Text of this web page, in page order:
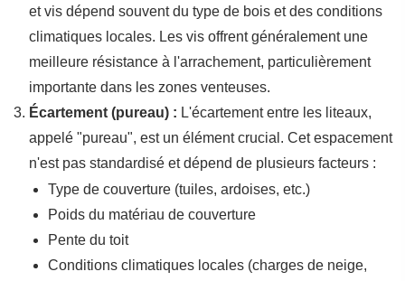
et vis dépend souvent du type de bois et des conditions
climatiques locales. Les vis offrent généralement une
meilleure résistance à l'arrachement, particulièrement
importante dans les zones venteuses.
Écartement (pureau) : L'écartement entre les liteaux,
appelé "pureau", est un élément crucial. Cet espacement
n'est pas standardisé et dépend de plusieurs facteurs :
Type de couverture (tuiles, ardoises, etc.)
Poids du matériau de couverture
Pente du toit
Conditions climatiques locales (charges de neige,